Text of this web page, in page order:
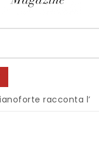
racconta